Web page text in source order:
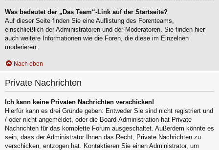
Was bedeutet der „Das Team“-Link auf der Startseite?
Auf dieser Seite finden Sie eine Auflistung des Forenteams,
einschließlich der Administratoren und der Moderatoren. Sie finden hier
auch weitere Informationen wie die Foren, die diese im Einzelnen
moderieren.
Nach oben
Private Nachrichten
Ich kann keine Privaten Nachrichten verschicken!
Hierfür kann es drei Gründe geben: Entweder Sie sind nicht registriert und
/ oder nicht angemeldet, oder die Board-Administration hat Private
Nachrichten für das komplette Forum ausgeschaltet. Außerdem könnte es
sein, dass der Administrator Ihnen das Recht, Private Nachrichten zu
verschicken, entzogen hat. Kontaktieren Sie einen Administrator, um